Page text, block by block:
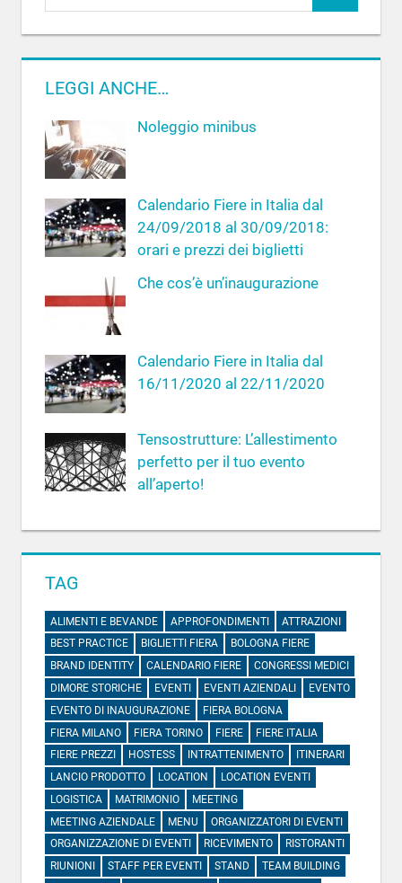
c
p
e
r
:
r
LEGGI ANCHE…
Noleggio minibus
Calendario Fiere in Italia dal
24/09/2018 al 30/09/2018:
orari e prezzi dei biglietti
Che cos’è un’inaugurazione
Calendario Fiere in Italia dal
16/11/2020 al 22/11/2020
Tensostrutture: L’allestimento
perfetto per il tuo evento
all’aperto!
TAG
ALIMENTI E BEVANDE APPROFONDIMENTI
ATTRAZIONI
BEST PRACTICE
BIGLIETTI FIERA
BOLOGNA FIERE
BRAND IDENTITY
CALENDARIO FIERE
CONGRESSI MEDICI
DIMORE STORICHE
EVENTI EVENTI AZIENDALI
EVENTO
EVENTO DI INAUGURAZIONE
FIERA BOLOGNA
FIERA MILANO
FIERA TORINO FIERE
FIERE ITALIA
FIERE PREZZI
HOSTESS INTRATTENIMENTO
ITINERARI
LANCIO PRODOTTO
LOCATION
LOCATION EVENTI
LOGISTICA
MATRIMONIO
MEETING
MEETING AZIENDALE
MENU
ORGANIZZATORI DI EVENTI
ORGANIZZAZIONE DI EVENTI
RICEVIMENTO
RISTORANTI
RIUNIONI
STAFF PER EVENTI STAND
TEAM BUILDING